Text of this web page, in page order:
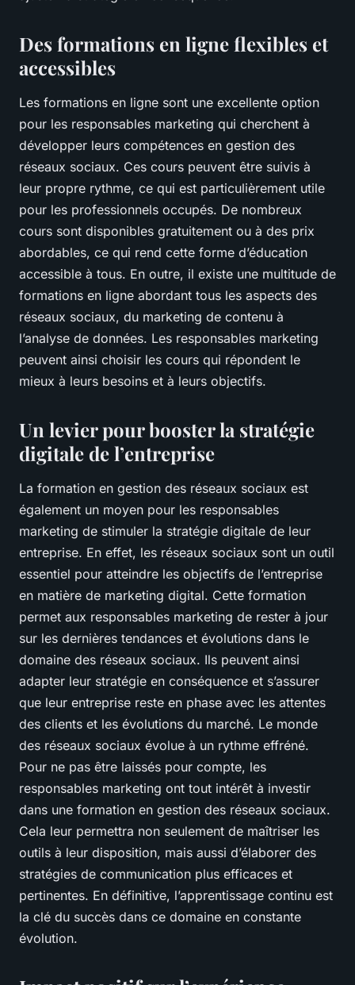
Des formations en ligne flexibles et
accessibles
Les formations en ligne sont une excellente option
pour les responsables marketing qui cherchent à
développer leurs compétences en gestion des
réseaux sociaux. Ces cours peuvent être suivis à
leur propre rythme, ce qui est particulièrement utile
pour les professionnels occupés. De nombreux
cours sont disponibles gratuitement ou à des prix
abordables, ce qui rend cette forme d’éducation
accessible à tous. En outre, il existe une multitude de
formations en ligne abordant tous les aspects des
réseaux sociaux, du marketing de contenu à
l’analyse de données. Les responsables marketing
peuvent ainsi choisir les cours qui répondent le
mieux à leurs besoins et à leurs objectifs.
Un levier pour booster la stratégie
digitale de l’entreprise
La formation en gestion des réseaux sociaux est
également un moyen pour les responsables
marketing de stimuler la stratégie digitale de leur
entreprise. En effet, les réseaux sociaux sont un outil
essentiel pour atteindre les objectifs de l’entreprise
en matière de marketing digital. Cette formation
permet aux responsables marketing de rester à jour
sur les dernières tendances et évolutions dans le
domaine des réseaux sociaux. Ils peuvent ainsi
adapter leur stratégie en conséquence et s’assurer
que leur entreprise reste en phase avec les attentes
des clients et les évolutions du marché. Le monde
des réseaux sociaux évolue à un rythme effréné.
Pour ne pas être laissés pour compte, les
responsables marketing ont tout intérêt à investir
dans une formation en gestion des réseaux sociaux.
Cela leur permettra non seulement de maîtriser les
outils à leur disposition, mais aussi d’élaborer des
stratégies de communication plus efficaces et
pertinentes. En définitive, l’apprentissage continu est
la clé du succès dans ce domaine en constante
évolution.